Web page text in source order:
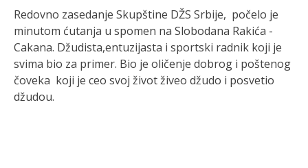
Redovno zasedanje Skupštine DŽS Srbije, počelo je
minutom ćutanja u spomen na Slobodana Rakića -
Cakana. Džudista,entuzijasta i sportski radnik koji je
svima bio za primer. Bio je oličenje dobrog i poštenog
čoveka koji je ceo svoj život živeo džudo i posvetio
džudou.